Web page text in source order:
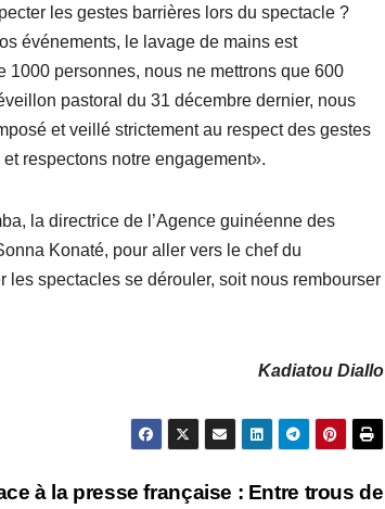
les gestes barrières lors du spectacle ?
événements, le lavage de mains est
personnes, nous ne mettrons que 600
pastoral du 31 décembre dernier, nous
et veillé strictement au respect des gestes
respectons notre engagement».
la directrice de l’Agence guinéenne des
Konaté, pour aller vers le chef du
les spectacles se dérouler, soit nous rembourser
Kadiatou Diallo
à la presse française : Entre trous de